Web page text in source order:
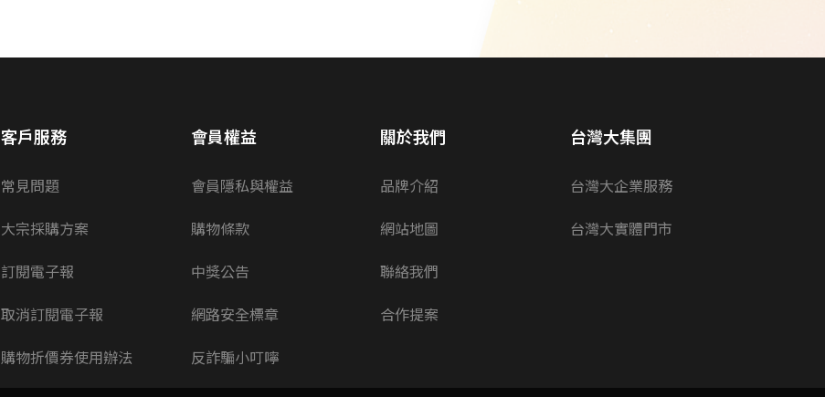
客戶服務
常見問題
大宗採購方案
訂閱電子報
取消訂閱電子報
購物折價券使用辦法
會員權益
會員隱私與權益
購物條款
中獎公告
網路安全標章
反詐騙小叮嚀
關於我們
品牌介紹
網站地圖
聯絡我們
合作提案
台灣大集團
台灣大企業服務
台灣大實體門市